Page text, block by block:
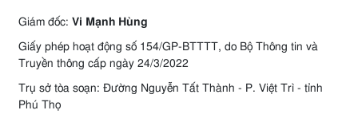
Giám đốc: Vi Mạnh Hùng
Giấy phép hoạt động số 154/GP-BTTTT, do Bộ Thông tin và
Truyền thông cấp ngày 24/3/2022
Trụ sở tòa soạn: Đường Nguyễn Tất Thành - P. Việt Trì - tỉnh
Phú Thọ